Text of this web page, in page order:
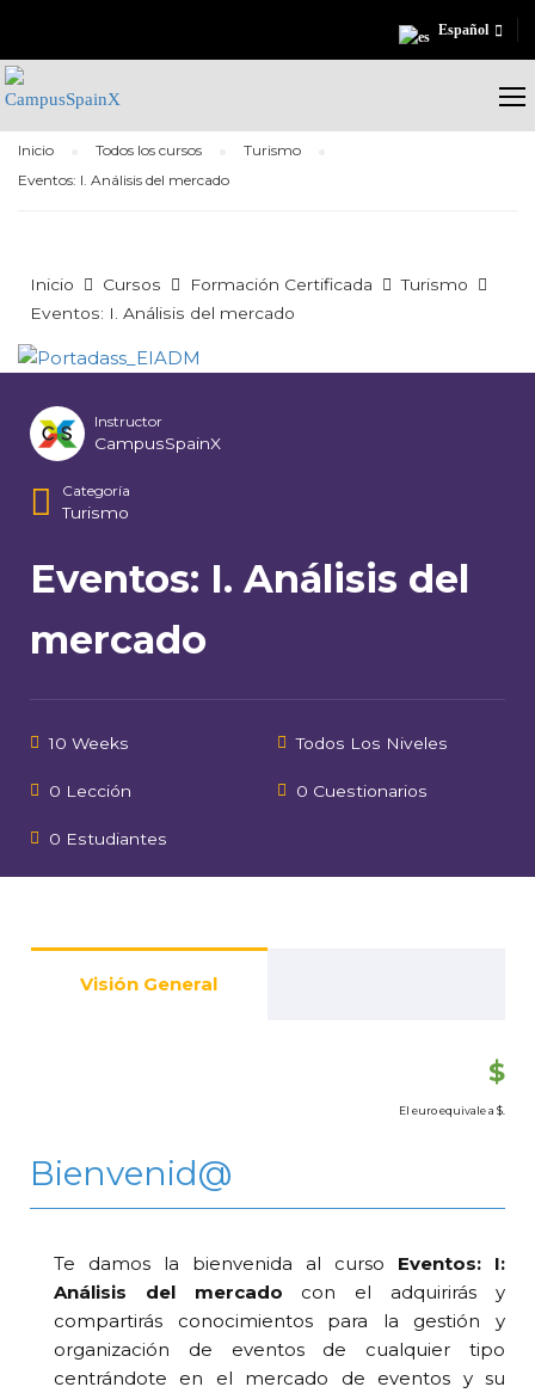
Español
Inicio Todos los cursos
Turismo
Eventos: I. Análisis del mercado
Inicio Cursos Formación Certificada
Turismo
Eventos: I. Análisis del mercado
Instructor
CampusSpainX
Categoría
Turismo
Eventos: I. Análisis del
mercado
10 Weeks Todos Los Niveles
0 Lección 0 Cuestionarios
0 Estudiantes
Visión General
$
El euro equivale a $.
Bienvenid@
Te damos la bienvenida al curso Eventos: I:
Análisis del mercado con el adquirirás y
compartirás conocimientos para la gestión y
organización de eventos de cualquier tipo
centrándote en el mercado de eventos y su